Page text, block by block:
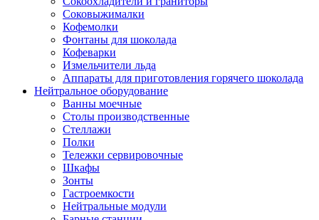
Соковыжималки
Кофемолки
Фонтаны для шоколада
Кофеварки
Измельчители льда
Аппараты для приготовления горячего шоколада
Нейтральное оборудование
Ванны моечные
Столы производственные
Стеллажи
Полки
Тележки сервировочные
Шкафы
Зонты
Гастроемкости
Нейтральные модули